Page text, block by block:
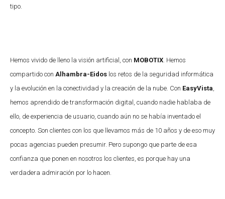
tipo.
Hemos vivido de lleno la visión artificial, con MOBOTIX . Hemos
compartido con Alhambra-Eidos los retos de la seguridad informática
y la evolución en la conectividad y la creación de la nube. Con EasyVista
hemos aprendido de transformación digital, cuando nadie hablaba de
ello, de experiencia de usuario, cuando aún no se había inventado el
concepto. Son clientes con los que llevamos más de 10 años y de eso muy
pocas agencias pueden presumir. Pero supongo que parte de esa
confianza que ponen en nosotros los clientes, es porque hay una
verdadera admiración por lo hacen.